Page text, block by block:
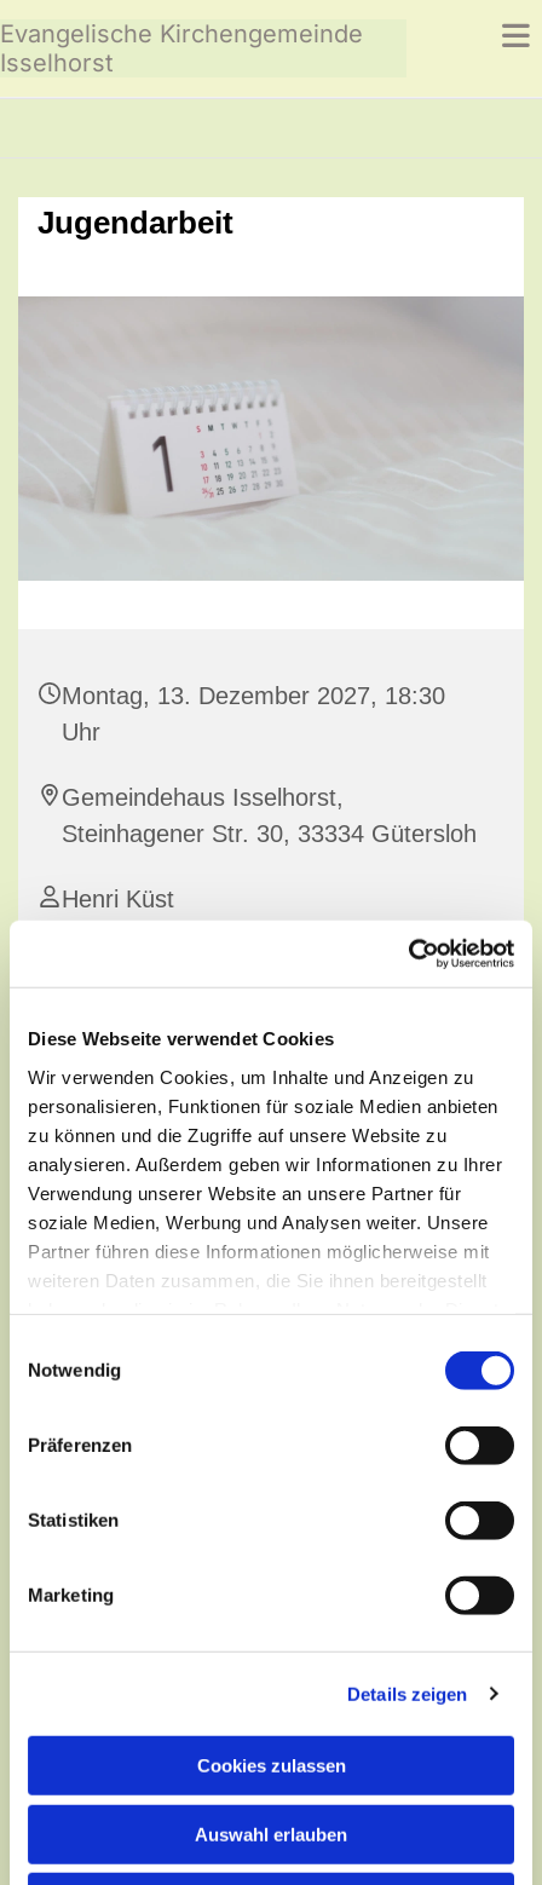
Diese Webseite verwendet Cookies
Wir verwenden Cookies, um Inhalte und Anzeigen zu
personalisieren, Funktionen für soziale Medien anbieten
zu können und die Zugriffe auf unsere Website zu
analysieren. Außerdem geben wir Informationen zu Ihrer
Verwendung unserer Website an unsere Partner für
soziale Medien, Werbung und Analysen weiter. Unsere
Partner führen diese Informationen möglicherweise mit
weiteren Daten zusammen, die Sie ihnen bereitgestellt
Notwendig
Präferenzen
Statistiken
Marketing
Details zeigen
Cookies zulassen
Auswahl erlauben
Evangelische Kirchengemeinde
Isselhorst
Jugendarbeit
Montag, 13. Dezember 2027, 18:30
Uhr
Gemeindehaus Isselhorst,
Steinhagener Str. 30, 33334 Gütersloh
Henri Küst
Dies könnte Sie auch